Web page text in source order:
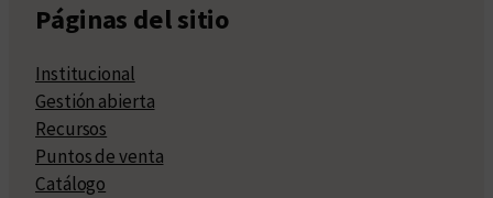
Páginas del sitio
Institucional
Gestión abierta
Recursos
Puntos de venta
Catálogo